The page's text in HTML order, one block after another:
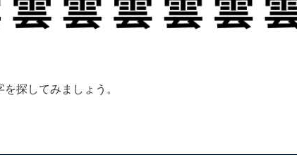
探してみましょう。